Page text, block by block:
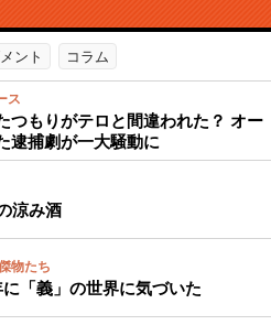
ント コラム
ス
つもりがテロと間違われた？ オー
逮捕劇が一大騒動に
涼み酒
物たち
に「義」の世界に気づいた